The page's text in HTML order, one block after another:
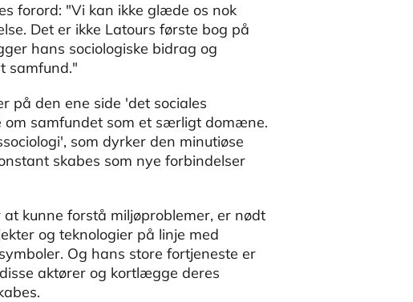
forord: "Vi kan ikke glæde os nok
Det er ikke Latours første bog på
hans sociologiske bidrag og
samfund."
på den ene side 'det sociales
om samfundet som et særligt domæne.
som dyrker den minutiøse
skabes som nye forbindelser
kunne forstå miljøproblemer, er nødt
og teknologier på linje med
Og hans store fortjeneste er
aktører og kortlægge deres